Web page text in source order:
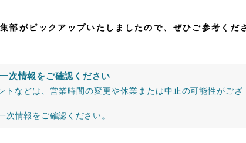
部がピックアップいたしましたので、ぜひご参考くだ
次情報をご確認ください
トなどは、営業時間の変更や休業または中止の可能性がござ
情報をご確認ください。